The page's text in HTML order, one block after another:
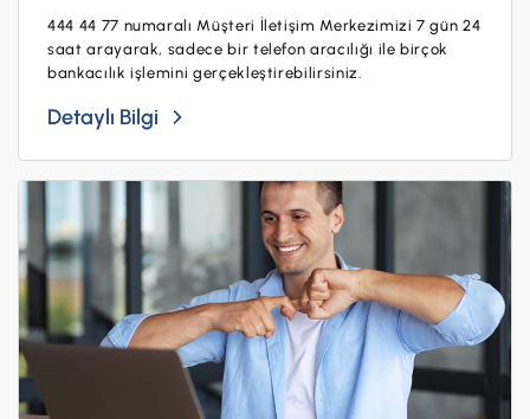
444 44 77 numaralı Müşteri İletişim Merkezimizi 7 gün 24
saat arayarak, sadece bir telefon aracılığı ile birçok
bankacılık işlemini gerçekleştirebilirsiniz.
Detaylı Bilgi